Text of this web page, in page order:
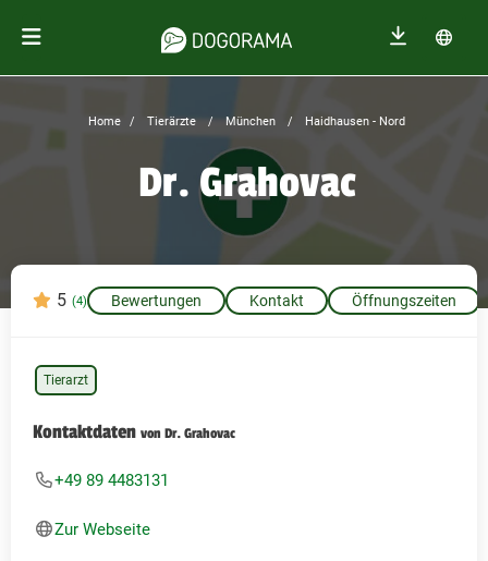
Home Tierärzte München Haidhausen - Nord
Dr. Grahovac
5 (4) Bewertungen Kontakt Öffnungszeiten
Tierarzt
Kontaktdaten von Dr. Grahovac
+49 89 4483131
Zur Webseite